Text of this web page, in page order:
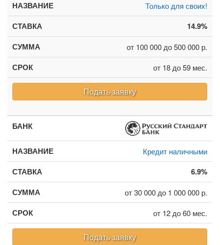
Только для своих!
14.9%
от 100 000 до 500 000 р.
от 18 до 59 мес.
Подать заявку
Кредит наличными
6.9%
от 30 000 до 1 000 000 р.
от 12 до 60 мес.
Подать заявку